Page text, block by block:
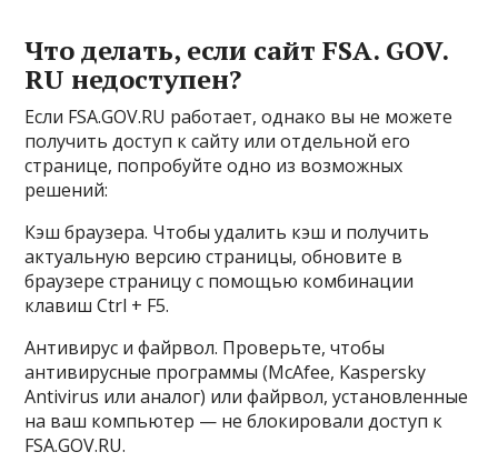
Что делать, если сайт FSA. GOV.
RU недоступен?
Если FSA.GOV.RU работает, однако вы не можете
получить доступ к сайту или отдельной его
странице, попробуйте одно из возможных
решений:
Кэш браузера. Чтобы удалить кэш и получить
актуальную версию страницы, обновите в
браузере страницу с помощью комбинации
клавиш Ctrl + F5.
Антивирус и файрвол. Проверьте, чтобы
антивирусные программы (McAfee, Kaspersky
Antivirus или аналог) или файрвол, установленные
на ваш компьютер — не блокировали доступ к
FSA.GOV.RU.